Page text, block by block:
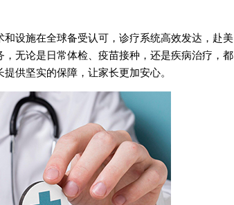
设施在全球备受认可，诊疗系统高效发达，赴美
无论是日常体检、疫苗接种，还是疾病治疗，都
供坚实的保障，让家长更加安心。